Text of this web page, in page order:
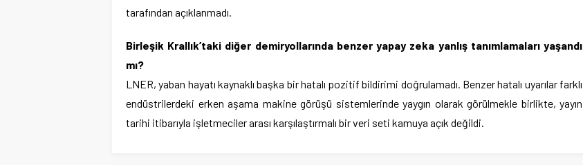
tarafından açıklanmadı.
Birleşik Krallık’taki diğer demiryollarında benzer yapay zeka yanlış tanımlamaları yaşandı
mı?
LNER, yaban hayatı kaynaklı başka bir hatalı pozitif bildirimi doğrulamadı. Benzer hatalı uyarılar farklı
endüstrilerdeki erken aşama makine görüşü sistemlerinde yaygın olarak görülmekle birlikte, yayın
tarihi itibarıyla işletmeciler arası karşılaştırmalı bir veri seti kamuya açık değildi.